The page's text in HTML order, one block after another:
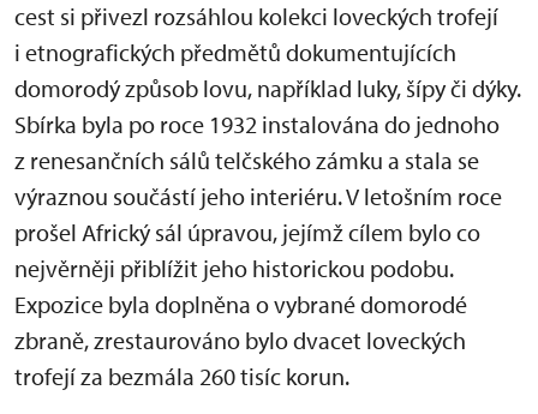
cest si přivezl rozsáhlou kolekci loveckých trofejí
i etnografických předmětů dokumentujících
domorodý způsob lovu, například luky, šípy či dýky.
Sbírka byla po roce 1932 instalována do jednoho
z renesančních sálů telčského zámku a stala se
výraznou součástí jeho interiéru. V letošním roce
prošel Africký sál úpravou, jejímž cílem bylo co
nejvěrněji přiblížit jeho historickou podobu.
Expozice byla doplněna o vybrané domorodé
zbraně, zrestaurováno bylo dvacet loveckých
trofejí za bezmála 260 tisíc korun.